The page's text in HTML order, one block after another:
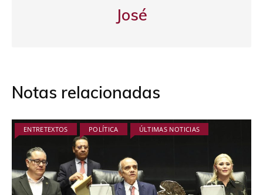
José
Notas relacionadas
ENTRETEXTOS POLÍTICA ÚLTIMAS NOTICIAS